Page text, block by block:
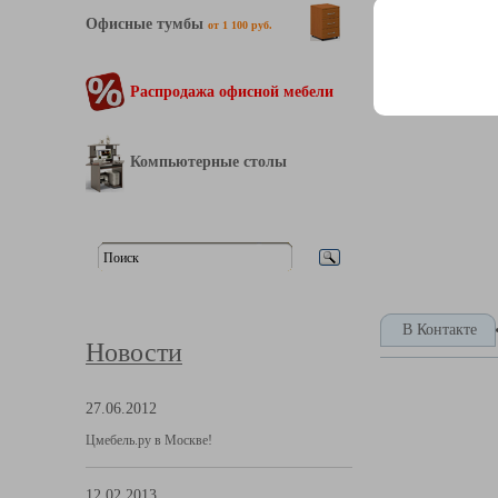
Офисные тумбы от 1 100 руб.
Распродажа офисной мебели
Компьютерные столы
Новости
27.06.2012
Цмебель.ру в Москве!
В Контакте